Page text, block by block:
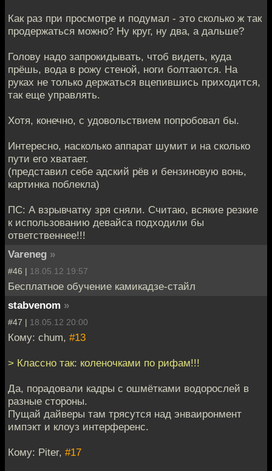
Как раз при просмотре и подумал - это сколько ж так
продержаться можно? Ну круг, ну два, а дальше?
Голову надо запрокидывать, чтоб видеть, куда
прёшь, вода в рожу стеной, ноги болтаются. На
руках не только держаться вцепившись приходится,
так еще управлять.
Хотя, конечно, с удовольствием попробовал бы.
Интересно, насколько аппарат шумит и на сколько
пути его хватает.
(представил себе адский рёв и бензиновую вонь,
картинка поблекла)
ПС: А взрывчатку зря сняли. Считаю, всякие резкие
к использованию девайса подходили бы
ответственнее!!!
Vareneg »
#46 | 18.05.12 19:57
Бесплатное обучение камикадзе-стайл
stabvenom »
#47 | 18.05.12 20:00
Кому: chum, #13
> Классно так: коленочками по рифам!!!
Да, порадовали кадры с ошмётками водорослей в
разные стороны.
Пущай дайверы там трясутся над энваиронмент
импэкт и клоуз интерференс.
Кому: Piter, #17